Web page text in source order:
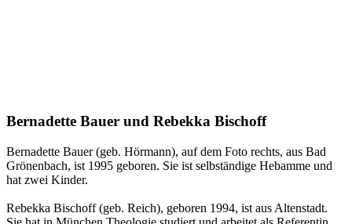
Bernadette Bauer und Rebekka Bischoff
Bernadette Bauer (geb. Hörmann), auf dem Foto rechts, aus Bad
Grönenbach, ist 1995 geboren. Sie ist selbständige Hebamme und
hat zwei Kinder.
Rebekka Bischoff (geb. Reich), geboren 1994, ist aus Altenstadt.